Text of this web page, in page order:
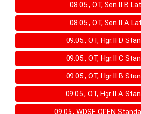
08.05., OT, Sen.II B
08.05., OT, Sen.II A
09.05., OT, Hgr.II D
09.05., OT, Hgr.II C
09.05., OT, Hgr.II B
09.05., OT, Hgr.II A
09.05., WDSF OPEN